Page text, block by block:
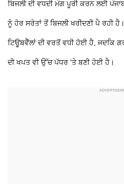
ਬਿਜਲੀ ਦੀ ਵਧਦੀ ਮੰਗ ਪੂਰੀ ਕਰਨ ਲਈ
ਨੂੰ ਹੋਰ ਸਰੋਤਾਂ ਤੋਂ ਬਿਜਲੀ ਖਰੀਦਣੀ ਪੈ ਰਹੀ
ਟਿਊਬਵੈੱਲਾਂ ਦੀ ਵਰਤੋਂ ਵਧੀ ਹੋਈ ਹੈ, ਜਦਕਿ
ਦੀ ਖਪਤ ਵੀ ਉੱਚ ਪੱਧਰ 'ਤੇ ਬਣੀ ਹੋਈ ਹੈ।